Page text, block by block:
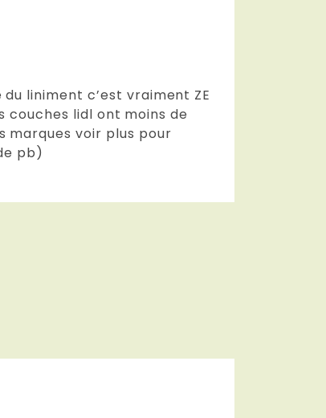
liniment c’est vraiment ZE
couches lidl ont moins de
marques voir plus pour
pb)